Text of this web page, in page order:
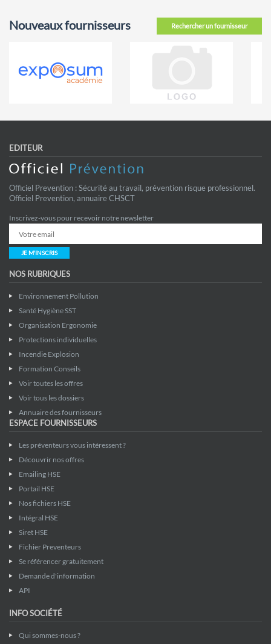
Rechercher un fournisseur
Nouveaux fournisseurs
EDITEUR
Officiel Prevention : Sécurité au travail, prévention risque professionnel.
Officiel Prevention, annuaire CHSCT
Inscrivez-vous pour recevoir notre newsletter
JE M'INSCRIS
NOS RUBRIQUES
Environnement Pollution
Santé Hygiène SST
Organisation Ergonomie
Protections individuelles
Incendie Explosion
Formation Conseils
Voir toutes les offres
Voir tous les dossiers
Annuaire des fournisseurs
ESPACE FOURNISSEURS
Les préventeurs vous intéressent ?
Découvrir nos offres
Emailing HSE
Portail HSE
Nos fichiers HSE
Intégral HSE
Siret HSE
Fichier Preventeurs
Se référencer gratuitement
Demande d'information
API
INFO SOCIÉTÉ
Qui sommes-nous ?